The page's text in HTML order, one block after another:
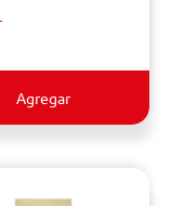
Agregar